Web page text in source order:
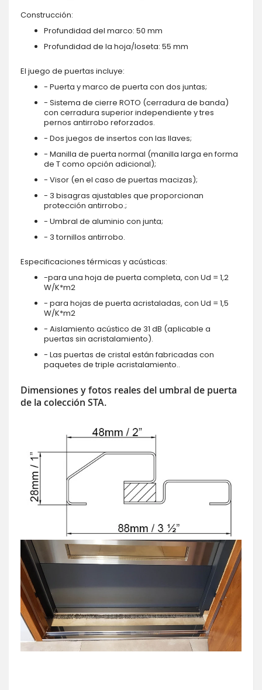
Construcción:
Profundidad del marco: 50 mm
Profundidad de la hoja/loseta: 55 mm
El juego de puertas incluye:
- Puerta y marco de puerta con dos juntas;
- Sistema de cierre ROTO (cerradura de banda)
con cerradura superior independiente y tres
pernos antirrobo reforzados.
- Dos juegos de insertos con las llaves;
- Manilla de puerta normal (manilla larga en forma
de T como opción adicional);
- Visor (en el caso de puertas macizas);
- 3 bisagras ajustables que proporcionan
protección antirrobo.;
- Umbral de aluminio con junta;
- 3 tornillos antirrobo.
Especificaciones térmicas y acústicas:
-para una hoja de puerta completa, con Ud = 1,2
W/K*m2
- para hojas de puerta acristaladas, con Ud = 1,5
W/K*m2
- Aislamiento acústico de 31 dB (aplicable a
puertas sin acristalamiento).
- Las puertas de cristal están fabricadas con
paquetes de triple acristalamiento..
Dimensiones y fotos reales del umbral de puerta
de la colección STA.